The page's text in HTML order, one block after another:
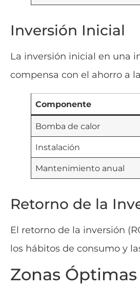
Inversión Inicial
La inversión inicial en una
compensa con el ahorro a
Componente
Bomba de calor
Instalación
Mantenimiento anual
Retorno de la
El retorno de la inversión
los hábitos de consumo y
Zonas